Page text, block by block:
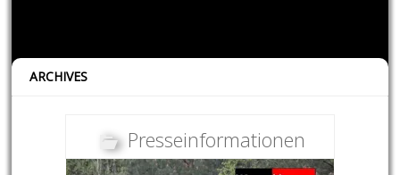
ARCHIVES
Presseinformationen